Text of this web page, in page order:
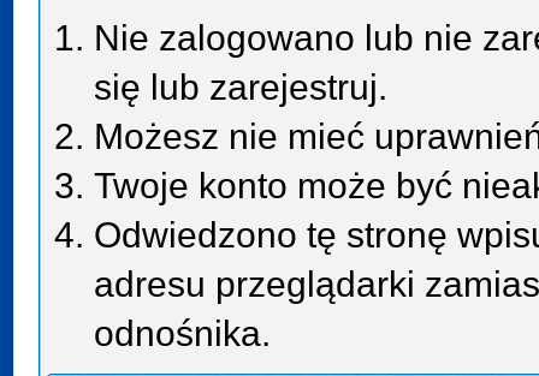
Nie zalogowano lub nie
się lub zarejestruj.
Możesz nie mieć
Twoje konto może być
Odwiedzono tę stronę
adresu przeglądarki
odnośnika.